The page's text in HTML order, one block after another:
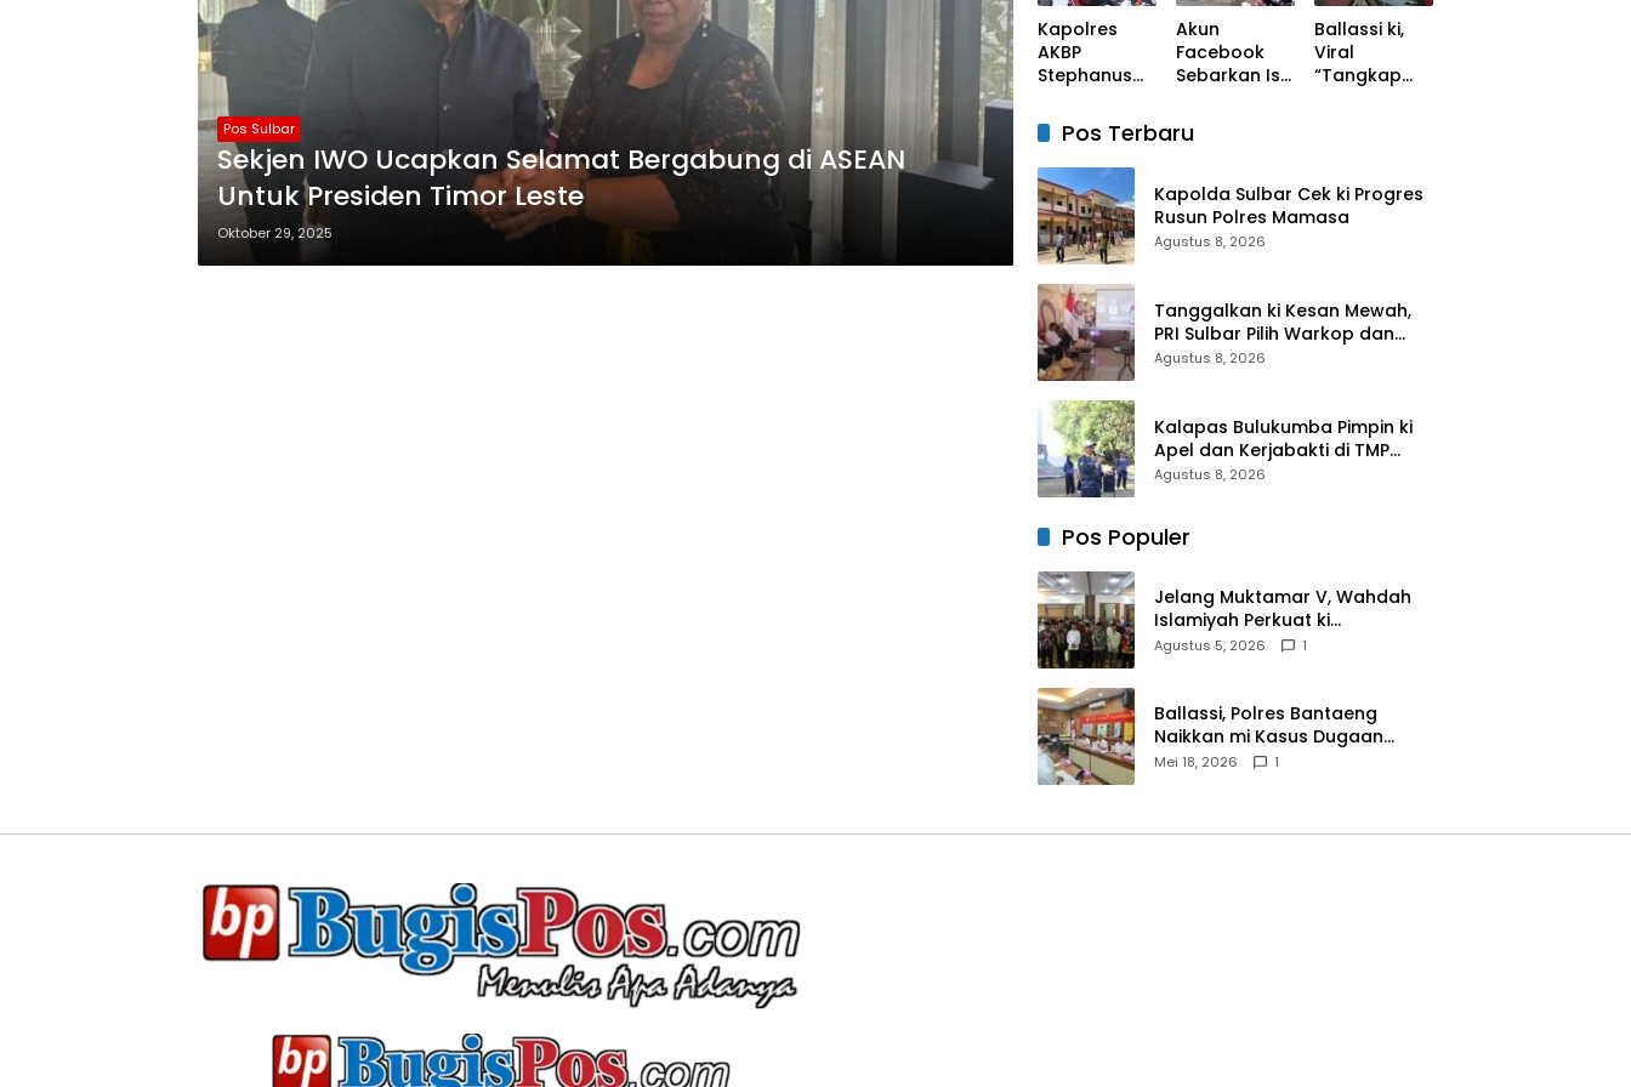
Pos Sulbar
Sekjen IWO Ucapkan Selamat Bergabung di ASEAN
Untuk Presiden Timor Leste
Oktober 29, 2025
Rayakan HUT
Ke-1
Kapolres
AKBP
Stephanus
ki Kegiatan
Sunatan
Massal,
Polres
Bulukumba
Kerjasama
dengan
Pemuda
Pancasila
Akun
Facebook
Sebarkan Isu
Narkoba,
Narkoba
Polres
Takalar: Itu
Ballassi ki,
Viral
“Tangkap
Takalar
Sebut Hoax
Pos Terbaru
Kapolda Sulbar Cek ki Progres
Rusun Polres Mamasa
Agustus 8, 2026
Tanggalkan ki Kesan Mewah,
PRI Sulbar Pilih Warkop dan
Pasar Rakyat untuk Rayakan
Agustus 8, 2026
Kalapas Bulukumba Pimpin ki
Apel dan Kerjabakti di TMP
Taccorong
Agustus 8, 2026
Pos Populer
Jelang Muktamar V, Wahdah
Islamiyah Perkuat ki
Wasathiyah dan Kebangsaan
Agustus 5, 2026 1
Ballassi, Polres Bantaeng
Naikkan mi Kasus Dugaan
Korupsi PDAM ke Penyidikan
Mei 18, 2026 1